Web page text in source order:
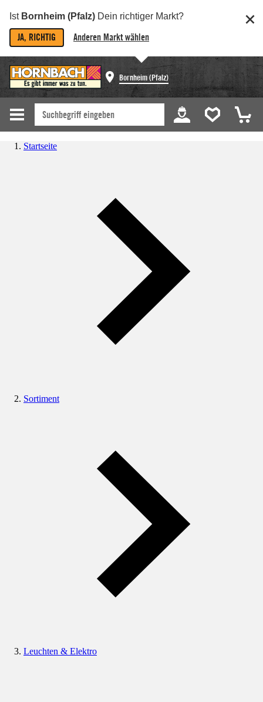
Ist Bornheim (Pfalz) Dein richtiger Markt?
JA, RICHTIG Anderen Markt wählen
Bornheim (Pfalz)
Startseite
Sortiment
Leuchten & Elektro